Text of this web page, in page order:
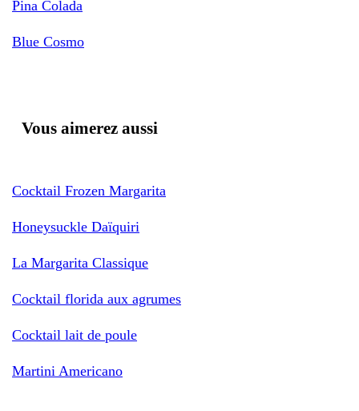
Pina Colada
Blue Cosmo
Vous aimerez aussi
Cocktail Frozen Margarita
Honeysuckle Daïquiri
La Margarita Classique
Cocktail florida aux agrumes
Cocktail lait de poule
Martini Americano